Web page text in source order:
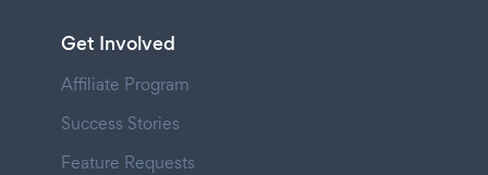
Get Involved
Affiliate Program
Success Stories
Feature Requests